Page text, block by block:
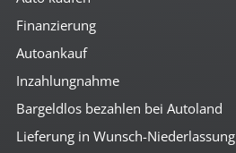
Finanzierung
Autoankauf
Inzahlungnahme
Bargeldlos bezahlen bei Autoland
Lieferung in Wunsch-Niederlassung